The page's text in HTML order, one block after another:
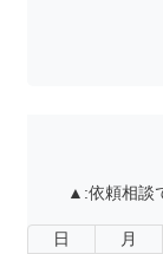
▲:依頼相談
日 月